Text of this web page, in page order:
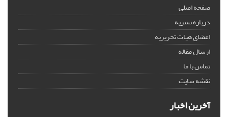
صفحه اصلی
درباره نشریه
اعضای هیات تحریریه
ارسال مقاله
تماس با ما
نقشه سایت
آخرین اخبار